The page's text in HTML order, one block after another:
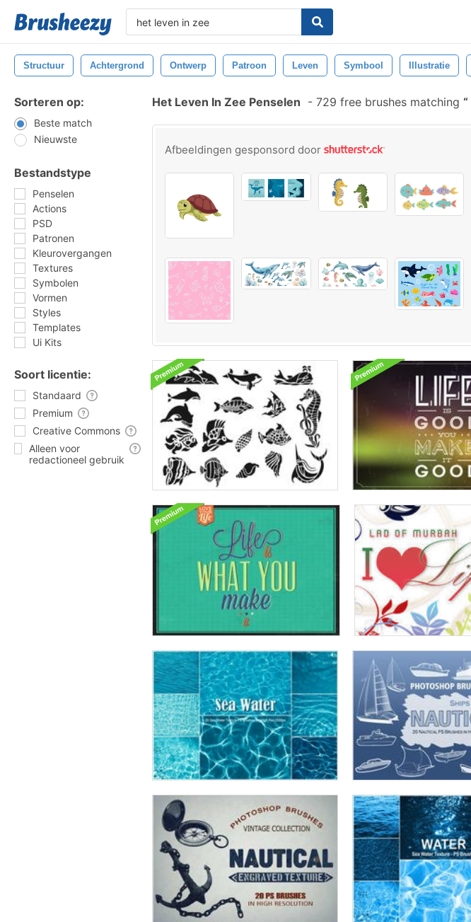
Structuur Achtergrond Ontwerp Patroon Leven Symbool Illustratie
Sorteren op:
Beste match
Nieuwste
Bestandstype
Penselen
Actions
PSD
Patronen
Kleurovergangen
Textures
Symbolen
Vormen
Styles
Templates
Ui Kits
Soort licentie:
Standaard
Premium
Creative Commons
Alleen voor
redactioneel gebruik
Het Leven In Zee Penselen - 729 free brushes matching
Afbeeldingen gesponsord door